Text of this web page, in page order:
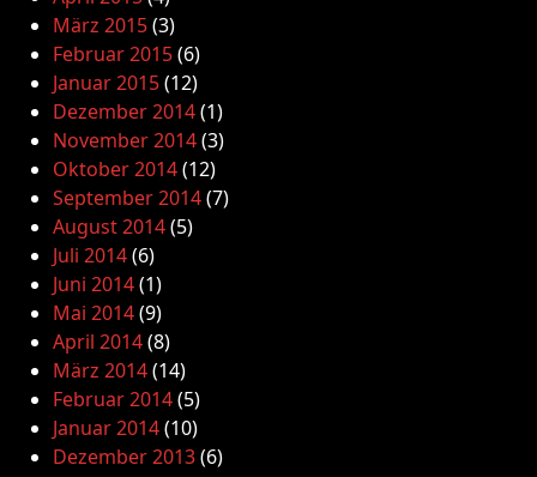
März 2015(3)
Februar 2015(6)
Januar 2015(12)
Dezember 2014(1)
November 2014(3)
Oktober 2014(12)
September 2014(7)
August 2014(5)
Juli 2014(6)
Juni 2014(1)
Mai 2014(9)
April 2014(8)
März 2014(14)
Februar 2014(5)
Januar 2014(10)
Dezember 2013(6)